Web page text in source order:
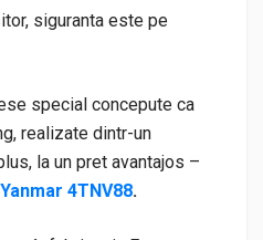
siguranta este pe
special concepute ca
realizate dintr-un
la un pret avantajos –
4TNV88.